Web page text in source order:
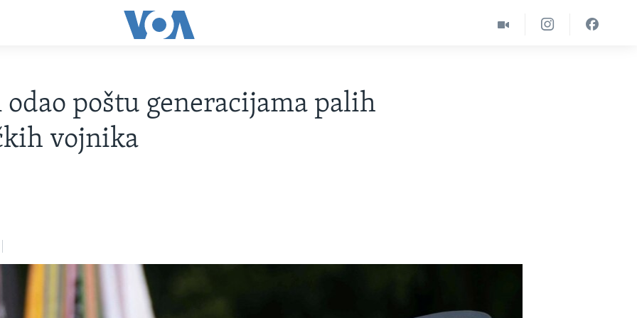
odao poštu generacijama palih
vojnika